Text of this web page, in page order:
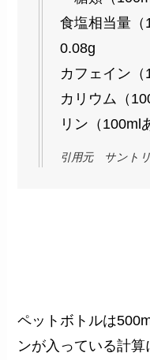
食塩相当量（
0.08g
カフェイン
カリウム（
リン（100ml
引用元 サント
ペットボトルは
ンが入っている計算